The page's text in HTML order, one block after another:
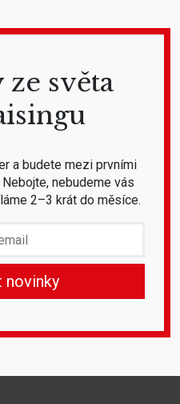
světa
a budete mezi prvními
nebudeme vás
2–3 krát do měsíce.